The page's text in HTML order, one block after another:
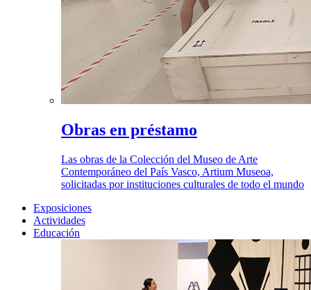
Obras en préstamo
Las obras de la Colección del Museo de Arte
Contemporáneo del País Vasco, Artium Museoa,
solicitadas por instituciones culturales de todo el mundo
Exposiciones
Actividades
Educación